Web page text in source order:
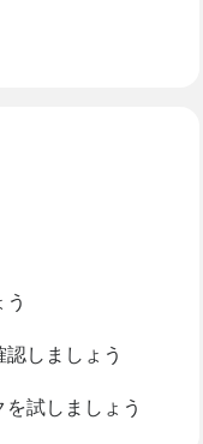
しましょう
試しましょう